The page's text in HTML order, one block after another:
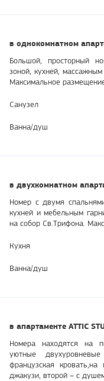
в однокомнатном
Большой, просторный
зоной, кухней,
Максимальное
Санузел
Ванна/душ
в двухкомнатном
Номер с двумя
кухней и мебельным
на собор Св.Трифона.
Кухня
Ванна/душ
в апартаменте ATTIC
Номера находятся на
уютные
французская
джакузи, второй – с